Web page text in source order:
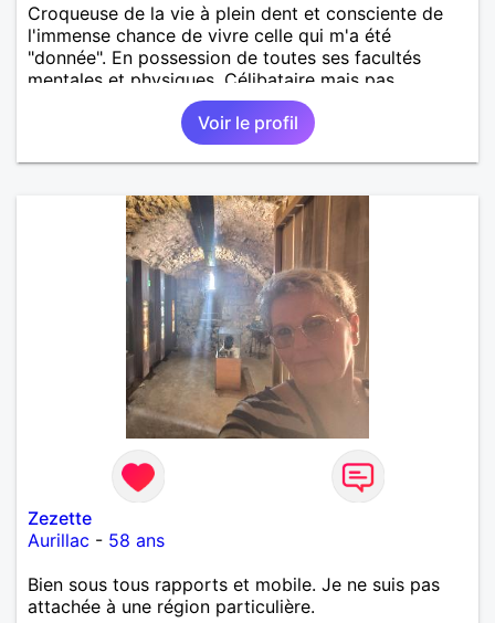
Croqueuse de la vie à plein dent et consciente de
l'immense chance de vivre celle qui m'a été
"donnée". En possession de toutes ses facultés
mentales et physiques. Célibataire mais pas
solitaire, je mène une vie bien remplie. Je ne suis
pas sur ce site par dépit, ni en tant que
représentatrice de la Femme Divorcée Mal dans sa
peau. A bientôt.
Voir le profil
Zezette
Aurillac - 58 ans
Bien sous tous rapports et mobile. Je ne suis pas
attachée à une région particulière.